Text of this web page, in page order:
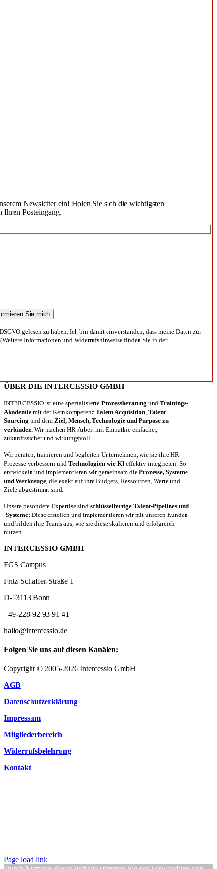
Newsletter ein! Holen Sie sich die wichtigsten
Ihren Posteingang.
gelesen zu haben. Ich bin damit einverstanden, dass meine Daten zur
Informationen und Widerrufshinweise finden Sie in der
ÜBER DIE INTERCESSIO GMBH
INTERCESSIO ist eine spezialisierte Prozessberatung und Trainings-
Akademie mit der Kernkompetenz Talent Acquisition Talent
Sourcing und dem Ziel, Mensch, Technologie und Purpose zu
verbinden. Wir machen HR-Arbeit mit Empathie einfacher,
zukunftssicher und wirkungsvoll.
Wir beraten, trainieren und begleiten Unternehmen, wie sie ihre HR-
Prozesse verbessern und Technologien wie KI effektiv integrieren. So
entwickeln und implementieren wir gemeinsam die Prozesse, Systeme
und Werkzeuge , die exakt auf ihre Budgets, Ressourcen, Werte und
Ziele abgestimmt sind.
Unsere besondere Expertise sind schlüsselfertige Talent-Pipelines und
-Systeme: Diese erstellen und implementieren wir mit unseren Kunden
und bilden ihre Teams aus, wie sie diese skalieren und erfolgreich
nutzen.
INTERCESSIO GMBH
FGS Campus
Fritz-Schäffer-Straße 1
D-53113 Bonn
+49-228-92 93 91 41
hallo@intercessio.de
Folgen Sie uns auf diesen Kanälen:
Copyright © 2005-2026 Intercessio GmbH
AGB
Datenschutzerklärung
Impressum
Mitgliederbereich
Widerrufsbelehrung
Kontakt
Page load link